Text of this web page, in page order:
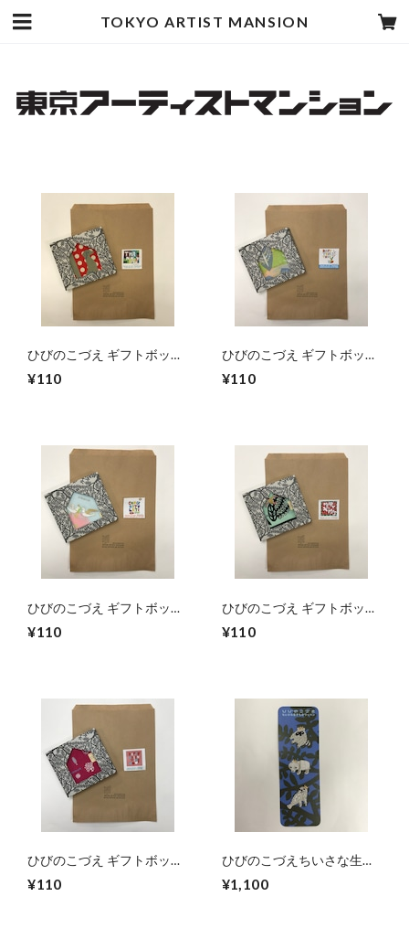
TOKYO ARTIST MANSION
ひびのこづえ ギフトボック
スセット（THANHS YOU)
¥110
ひびのこづえ ギフトボック
スセット（HAPPY
BIRTHDAY)
¥110
ひびのこづえ ギフトボック
（CONGRATULATION)
¥110
ひびのこづえ ギフトボック
¥110
ひびのこづえ ギフトボック
スセット（HAPPY
VALENTINE)
¥110
ひびのこづえちいさな生き
ものワッペン（アライグ
マ、パンダ、アザラシ)
¥1,100